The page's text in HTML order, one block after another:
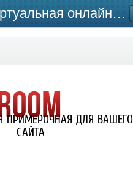
ПРИМЕРОЧНАЯ ДЛЯ ВАШЕГО
САЙТА
SHOWROOM - виртуальная онлайн-примерочная для сайта